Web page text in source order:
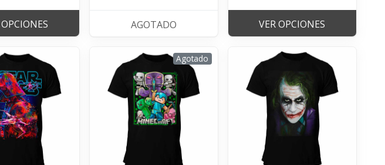
AGOTADO VER OPCIONES
Agotado